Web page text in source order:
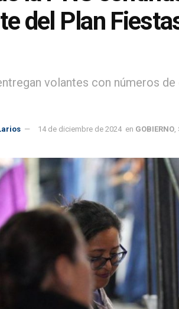
del Plan
volantes con números
14 de diciembre de 2024 en GOBIERNO